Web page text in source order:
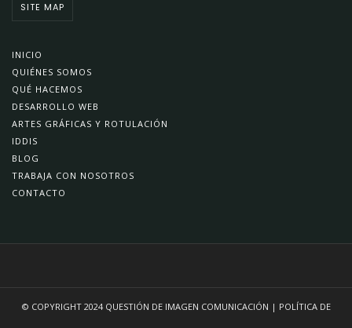
SITE MAP
INICIO
QUIÉNES SOMOS
QUÉ HACEMOS
DESARROLLO WEB
ARTES GRÁFICAS Y ROTULACIÓN
IDDIS
BLOG
TRABAJA CON NOSOTROS
CONTACTO
© COPYRIGHT 2024 QUESTIÓN DE IMAGEN COMUNICACIÓN | POLÍTICA DE